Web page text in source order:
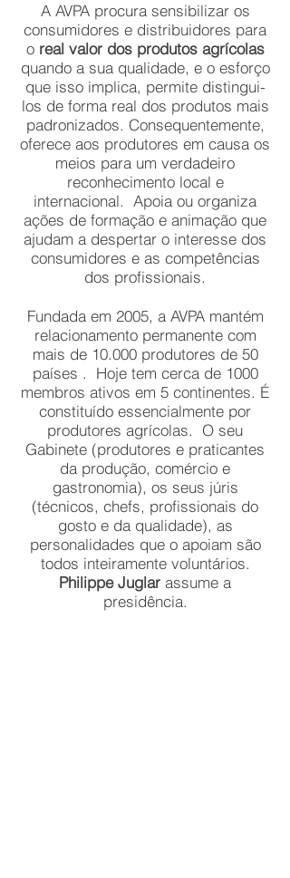
A AVPA procura sensibilizar os
consumidores e distribuidores para
o real valor dos produtos agrícolas
quando a sua qualidade, e o esforço
que isso implica, permite distingui-
los de forma real dos produtos mais
padronizados. Consequentemente,
oferece aos produtores em causa os
meios para um verdadeiro
reconhecimento local e
internacional. Apoia ou organiza
ações de formação e animação que
ajudam a despertar o interesse dos
consumidores e as competências
dos profissionais.
Fundada em 2005, a AVPA mantém
relacionamento permanente com
mais de 10.000 produtores de 50
países .
Hoje tem cerca de 1000
membros ativos em 5 continentes. É
constituído essencialmente por
produtores agrícolas.
O seu
Gabinete (produtores e praticantes
da produção, comércio e
gastronomia), os seus júris
(técnicos, chefs, profissionais do
gosto e da qualidade), as
personalidades que o apoiam são
todos inteiramente voluntários.
Philippe Juglar assume a
presidência.